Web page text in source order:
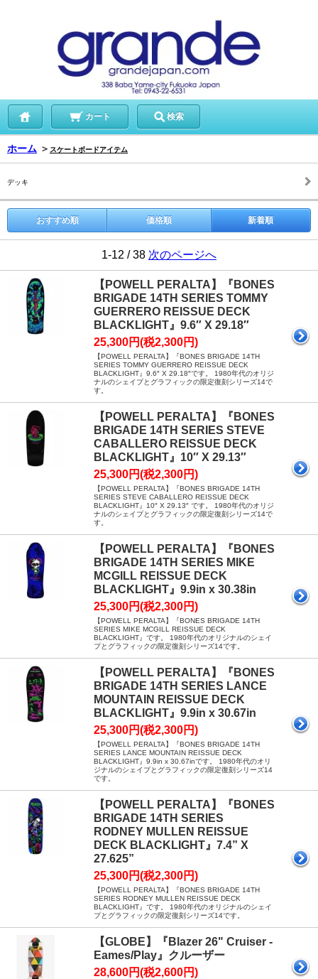
カート 検索
ホーム ＞ スケートボードアイテム
デッキ
おすすめ順 価格順 新着順
1-12 / 38 次のページへ
【POWELL PERALTA】『BONES
BRIGADE 14TH SERIES TOMMY
GUERRERO REISSUE DECK
BLACKLIGHT』9.6″ X 29.18″
25,300円(税2,300円)
【POWELL PERALTA】『BONES BRIGADE 14TH
SERIES TOMMY GUERRERO REISSUE DECK
BLACKLIGHT』9.6″ X 29.18″です。 1980年代のオリジ
ナルのシェイプとグラフィックの限定復刻シリーズ14で
す。
【POWELL PERALTA】『BONES
BRIGADE 14TH SERIES STEVE
CABALLERO REISSUE DECK
BLACKLIGHT』10″ X 29.13″
25,300円(税2,300円)
【POWELL PERALTA】『BONES BRIGADE 14TH
SERIES STEVE CABALLERO REISSUE DECK
BLACKLIGHT』10″ X 29.13″ です。 1980年代のオリジ
ナルのシェイプとグラフィックの限定復刻シリーズ14で
す。
【POWELL PERALTA】『BONES
BRIGADE 14TH SERIES MIKE
MCGILL REISSUE DECK
BLACKLIGHT』9.9in x 30.38in
25,300円(税2,300円)
【POWELL PERALTA】『BONES BRIGADE 14TH
SERIES MIKE MCGILL REISSUE DECK
BLACKLIGHT』です。 1980年代のオリジナルのシェイ
プとグラフィックの限定復刻シリーズ14です。
【POWELL PERALTA】『BONES
BRIGADE 14TH SERIES LANCE
MOUNTAIN REISSUE DECK
BLACKLIGHT』9.9in x 30.67in
25,300円(税2,300円)
【POWELL PERALTA】『BONES BRIGADE 14TH
SERIES LANCE MOUNTAIN REISSUE DECK
BLACKLIGHT』9.9in x 30.67inです。 1980年代のオリ
ジナルのシェイプとグラフィックの限定復刻シリーズ14
です。
【POWELL PERALTA】『BONES
BRIGADE 14TH SERIES
RODNEY MULLEN REISSUE
DECK BLACKLIGHT』7.4” X
27.625”
25,300円(税2,300円)
【POWELL PERALTA】『BONES BRIGADE 14TH
SERIES RODNEY MULLEN REISSUE DECK
BLACKLIGHT』です。 1980年代のオリジナルのシェイ
プとグラフィックの限定復刻シリーズ14です。
【GLOBE】『Blazer 26" Cruiser -
Eames/Play』クルーザー
28,600円(税2,600円)